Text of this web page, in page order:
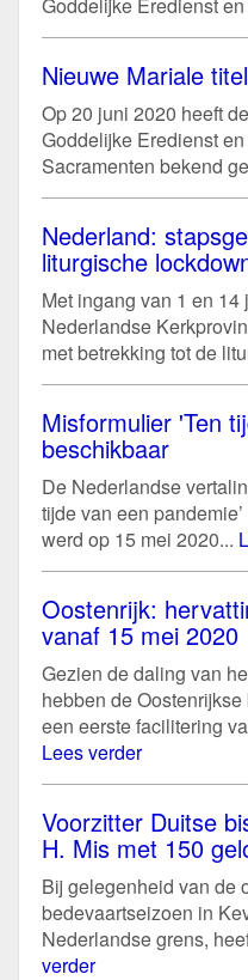
Nieuwe Mariale
Op 20 juni 2020 heeft
Goddelijke Eredienst
Sacramenten bekend
Nederland:
liturgische
Met ingang van 1 en
Nederlandse
met betrekking tot de
Misformulier 'Ten
beschikbaar
De Nederlandse
tijde van een
werd op 15 mei 2020...
Oostenrijk:
vanaf 15 mei 2020
Gezien de daling van
hebben de
een eerste facilitering
Lees verder
Voorzitter Duitse
H. Mis met 150
Bij gelegenheid van de
bedevaartseizoen in
Nederlandse grens,
verder